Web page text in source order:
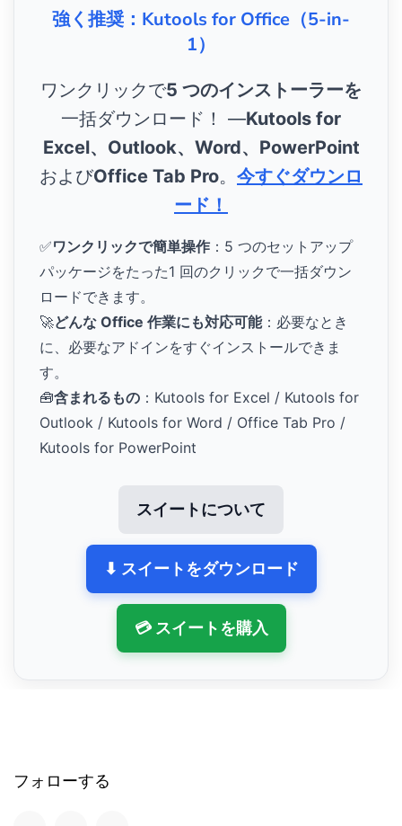
強く推奨：Kutools for Office（5-in-
1）
ワンクリックで5 つのインストーラーを
一括ダウンロード！ ―Kutools for
Excel、Outlook、Word、PowerPoint
およびOffice Tab Pro。 今すぐダウンロ
ード！
✅ワンクリックで簡単操作 ：5 つのセットアップ
パッケージをたった1 回のクリックで一括ダウン
ロードできます。
🚀どんな Office 作業にも対応可能：必要なとき
に、必要なアドインをすぐインストールできま
す。
🧰含まれるもの ：Kutools for Excel / Kutools for
Outlook / Kutools for Word / Office Tab Pro /
Kutools for PowerPoint
スイートについて
⬇ スイートをダウンロード
💳 スイートを購入
フォローする